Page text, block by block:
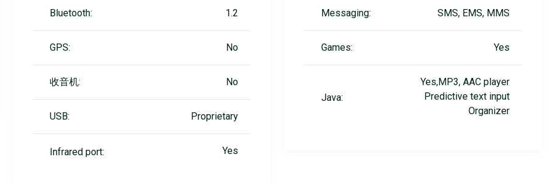
Bluetooth: 1.2
GPS: No
收音机: No
USB: Proprietary
Infrared port: Yes
Messaging: SMS, EMS, MMS
Games: Yes
Java:
Yes,MP3, AAC player
Predictive text input
Organizer